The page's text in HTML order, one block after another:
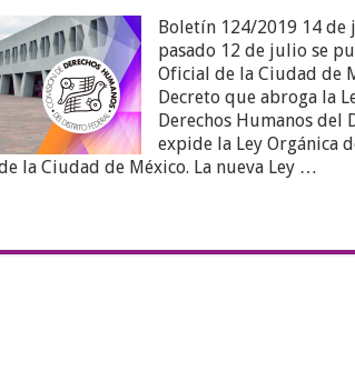
Boletín 124/2019 14 de
pasado 12 de julio se
Oficial de la Ciudad de
Decreto que abroga la
Derechos Humanos del
expide la Ley Orgánica
la Ciudad de México. La nueva Ley …